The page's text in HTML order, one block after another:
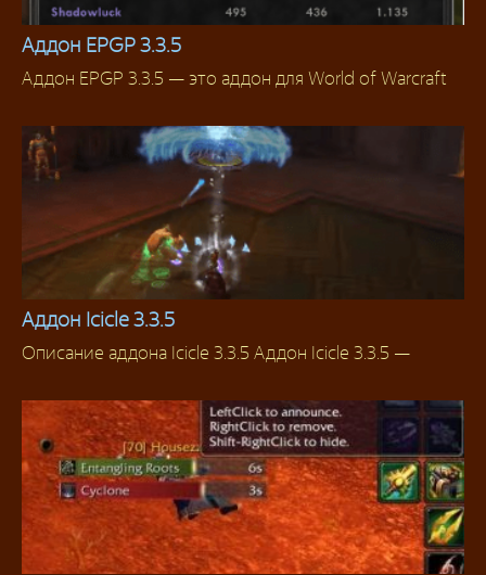
Аддоны 3.3.5
Аддон EPGP 3.3.5
Аддон EPGP 3.3.5 — это аддон для World of Warcraft
Аддоны 3.3.5
Аддон Icicle 3.3.5
Описание аддона Icicle 3.3.5 Аддон Icicle 3.3.5 —